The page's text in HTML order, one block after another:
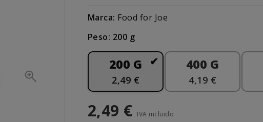
Marca: Food for Joe
Peso: 200 g
200 G
2,49 €
400 G
4,19 €
2,49 € IVA incluido